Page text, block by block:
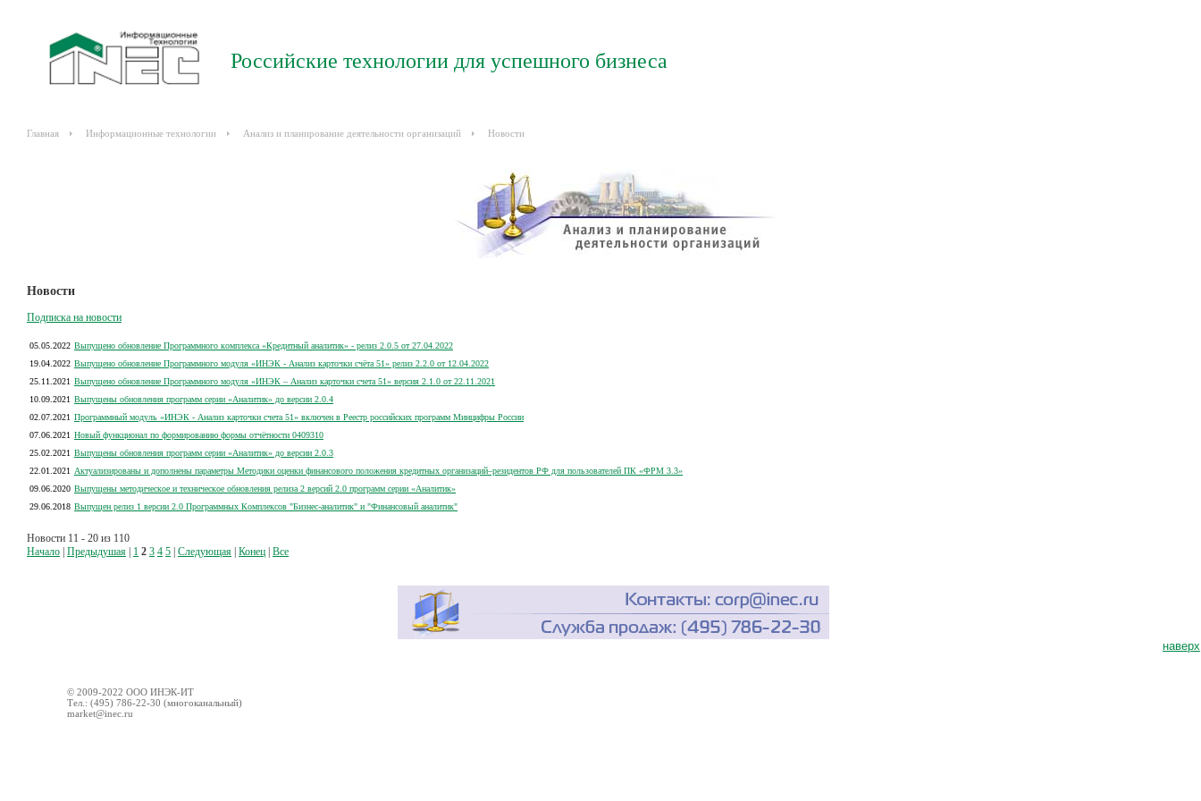
Российские технологии для успешного бизнеса
Главная Информационные технологии Анализ и планирование деятельности организаций Новости
Новости
Подписка на новости
05.05.2022 Выпущено обновление Программного комплекса «Кредитный аналитик» - релиз 2.0.5 от 27.04.2022
19.04.2022 Выпущено обновление Программного модуля «ИНЭК - Анализ карточки счёта 51» релиз 2.2.0 от 12.04.2022
25.11.2021 Выпущено обновление Программного модуля «ИНЭК – Анализ карточки счета 51» версия 2.1.0 от 22.11.2021
10.09.2021 Выпущены обновления программ серии «Аналитик» до версии 2.0.4
02.07.2021 Программный модуль «ИНЭК - Анализ карточки счета 51» включен в Реестр российских программ Минцифры России
07.06.2021 Новый функционал по формированию формы отчётности 0409310
25.02.2021 Выпущены обновления программ серии «Аналитик» до версии 2.0.3
22.01.2021
Актуализированы и дополнены параметры Методики оценки финансового положения кредитных организаций–резидентов РФ для пользователей ПК «ФРМ 3.3»
09.06.2020 Выпущены методическое и техническое обновления релиза 2 версий 2.0 программ серии «Аналитик»
29.06.2018 Выпущен релиз 1 версии 2.0 Программных Комплексов "Бизнес-аналитик" и "Финансовый аналитик"
Новости 11 - 20 из 110
Начало Предыдушая 1 2 3 4 5 Следующая Конец Все
наверх
© 2009-2022 ООО ИНЭК-ИТ
Тел.: (495) 786-22-30 (многоканальный)
market@inec.ru